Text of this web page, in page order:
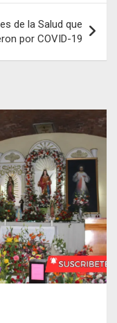
de la Salud que
por COVID-19